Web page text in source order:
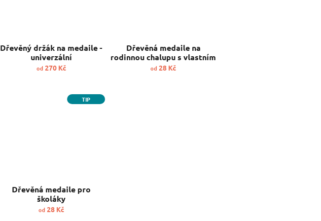
Dřevěný držák na medaile -
univerzální
od 270 Kč
Dřevěná medaile na
rodinnou chalupu s vlastním
textem
od 28 Kč
TIP
Dřevěná medaile pro
školáky
od 28 Kč